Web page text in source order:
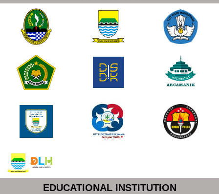
EDUCATIONAL INSTITUTION